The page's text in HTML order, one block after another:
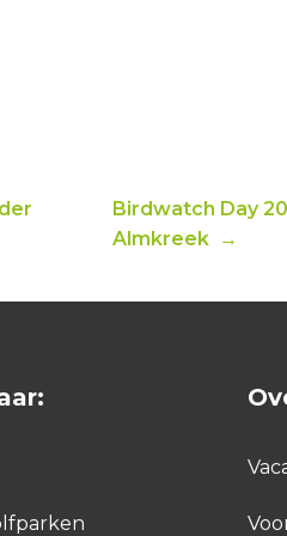
Birdwatch Day
Almkreek →